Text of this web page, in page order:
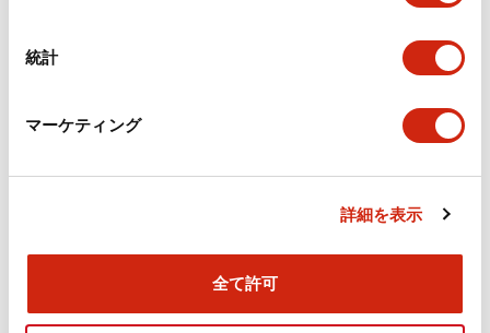
統計
マーケティング
詳細を表示
全て許可
ドキュメントとファイル
カタログ CAD
ARN形モノレバースイッチ／CSシリーズカムスイッチ
2025/08/28.PDF1.20MB